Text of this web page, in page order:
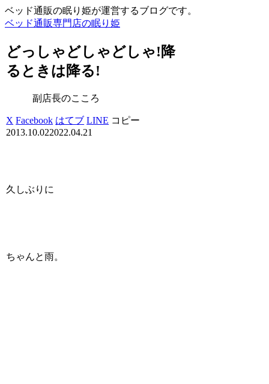
ベッド通販の眠り姫が運営するブログです。
ベッド通販専門店の眠り姫
どっしゃどしゃどしゃ!降
るときは降る!
副店長のこころ
X Facebook はてブ LINE コピー
2013.10.022022.04.21
久しぶりに
ちゃんと雨。